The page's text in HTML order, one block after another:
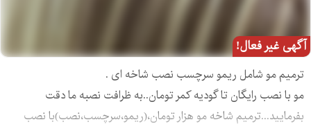
آگهی غیر فعال!
ترمیم مو شامل ریمو سرچسب نصب شاخه ای .
مو با نصب رایگان تا گودیه کمر تومان‌..به ظرافت نصبه ما دقت
بفرمایید...ترمیم شاخه مو هزار تومان،(ریمو،سرچسب،نصب)با نصب